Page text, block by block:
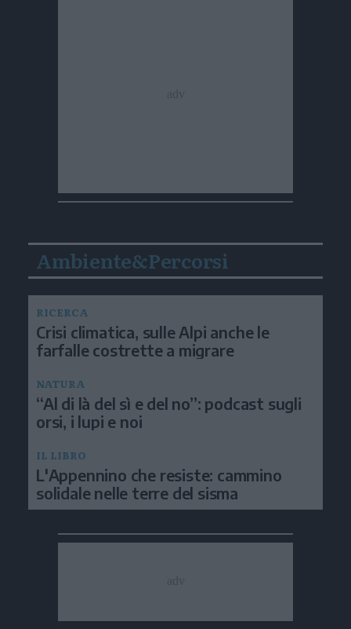
Ambiente&Percorsi
RICERCA
Crisi climatica, sulle Alpi anche le
farfalle costrette a migrare
NATURA
“Al di là del sì e del no”: podcast sugli
orsi, i lupi e noi
IL LIBRO
L'Appennino che resiste: cammino
solidale nelle terre del sisma